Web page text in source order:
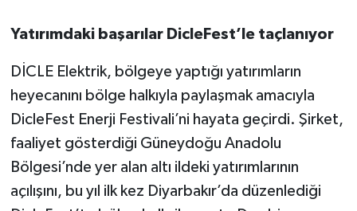
Yatırımdaki başarılar DicleFest’le taçlanıyor
DİCLE Elektrik, bölgeye yaptığı yatırımların
heyecanını bölge halkıyla paylaşmak amacıyla
DicleFest Enerji Festivali’ni hayata geçirdi. Şirket,
faaliyet gösterdiği Güneydoğu Anadolu
Bölgesi’nde yer alan altı ildeki yatırımlarının
açılışını, bu yıl ilk kez Diyarbakır’da düzenlediği